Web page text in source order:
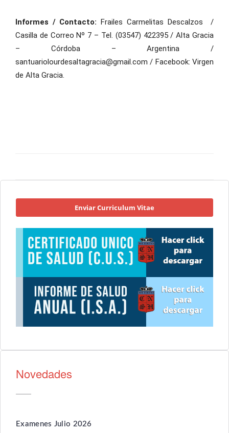
Informes / Contacto: Frailes Carmelitas Descalzos /
Casilla de Correo Nº 7 – Tel. (03547) 422395 / Alta Gracia
– Córdoba – Argentina /
santuariolourdesaltagracia@gmail.com / Facebook: Virgen
de Alta Gracia.
Enviar Curriculum Vitae
Novedades
Examenes Julio 2026